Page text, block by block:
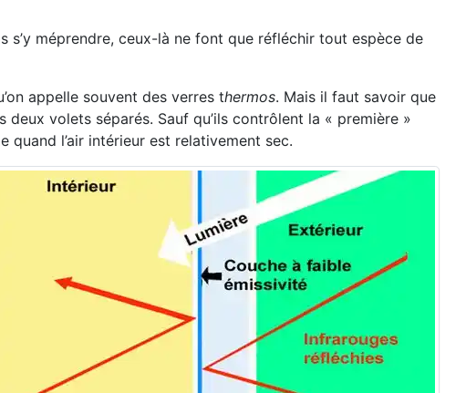
s’y méprendre, ceux-là ne font que réfléchir tout espèce de
appelle souvent des verres thermos. Mais il faut savoir que
volets séparés. Sauf qu’ils contrôlent la « première »
quand l’air intérieur est relativement sec.